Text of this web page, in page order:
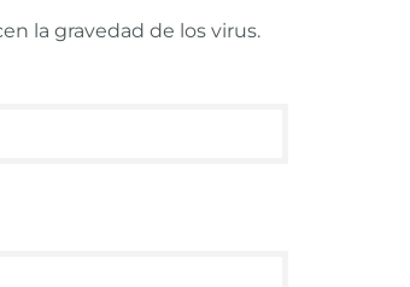
la gravedad de los virus.